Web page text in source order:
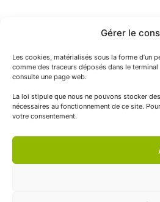
Gérer le
Les cookies, matérialisés sous la forme d’un
comme des traceurs déposés dans le
consulte une page web.
La loi stipule que nous ne pouvons stocker
nécessaires au fonctionnement de ce site.
votre consentement.